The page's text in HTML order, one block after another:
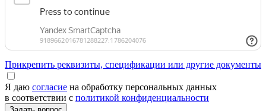
Прикрепить реквизиты, спецификации или другие документы
Я даю согласие на обработку персональных данных
в соответствии с политикой конфиденциальности